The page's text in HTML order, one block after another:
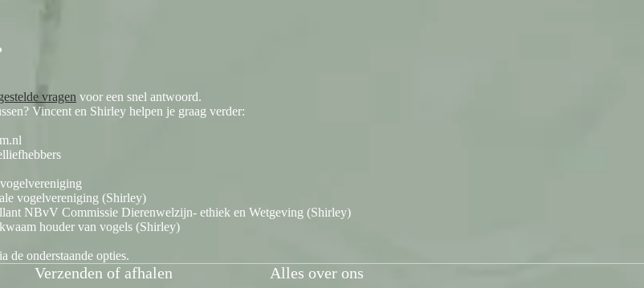
vragen voor een snel antwoord.
Vincent en Shirley helpen je graag verder:
vogelvereniging (Shirley)
NBvV Commissie Dierenwelzijn- ethiek en Wetgeving (Shirley)
houder van vogels (Shirley)
de onderstaande opties.
Verzenden of afhalen Alles over ons